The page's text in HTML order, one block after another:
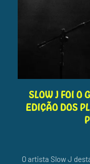
SLOW J FOI O
EDIÇÃO DOS
O artista Slow J